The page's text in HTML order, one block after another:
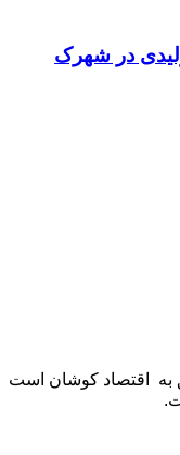
در شهرک
به اقتصاد کوشان است